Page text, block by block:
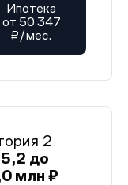
Ипотека
от 50 347
₽/мес.
2
до
млн ₽